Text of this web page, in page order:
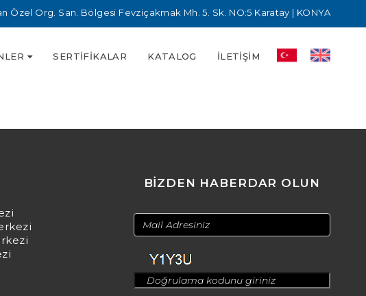
Özel Org. San. Bölgesi Fevziçakmak Mh. 5. Sk. NO:5 Karatay | KONYA
SERTIFIKALAR KATALOG İLETIŞIM
BİZDEN HABERDAR OLUN